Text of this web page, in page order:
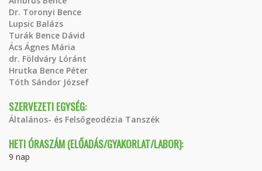
Dr. Toronyi Bence
Lupsic Balázs
Turák Bence Dávid
Ács Ágnes Mária
dr. Földváry Lóránt
Hrutka Bence Péter
Tóth Sándor József
SZERVEZETI EGYSÉG:
Általános- és Felsőgeodézia Tanszék
HETI ÓRASZÁM (ELŐADÁS/GYAKORLAT/LABOR):
9 nap